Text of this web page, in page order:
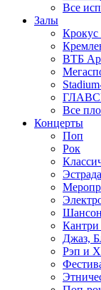
Все
Залы
ВТБ
Все
Концерты
Поп
Рок
Эстрада
Шансон
Джаз,
Рэп и